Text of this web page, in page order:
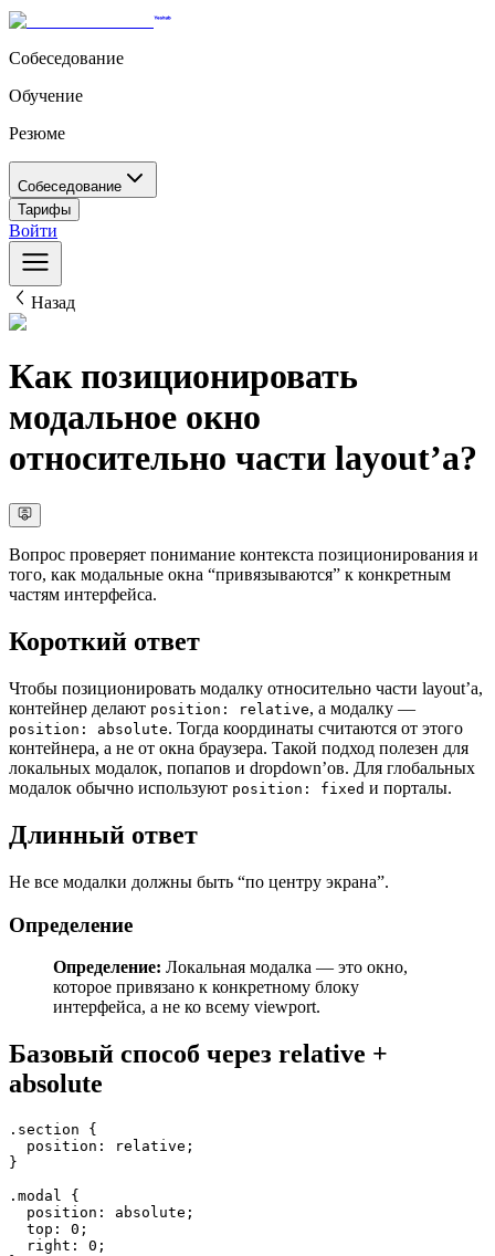
Собеседование
Обучение
Резюме
Собеседование
Тарифы
Войти
Назад
Как позиционировать
модальное окно
относительно части layout’а?
Вопрос проверяет понимание контекста позиционирования и
того, как модальные окна “привязываются” к конкретным
частям интерфейса.
Короткий ответ
Чтобы позиционировать модалку относительно части layout’а,
контейнер делают position: relative, а модалку —
position: absolute. Тогда координаты считаются от этого
контейнера, а не от окна браузера. Такой подход полезен для
локальных модалок, попапов и dropdown’ов. Для глобальных
модалок обычно используют position: fixed и порталы.
Длинный ответ
Не все модалки должны быть “по центру экрана”.
Определение
Определение: Локальная модалка — это окно,
которое привязано к конкретному блоку
интерфейса, а не ко всему viewport.
Базовый способ через relative +
absolute
.section {
position : relative;
}
.modal {
position : absolute;
top : 0 ;
right : 0 ;